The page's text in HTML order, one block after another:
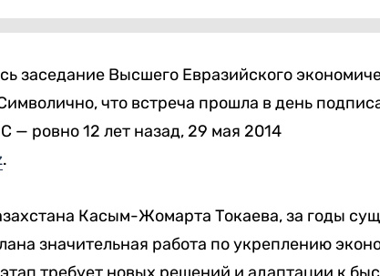
заседание Высшего Евразийского
что встреча прошла в день
— ровно 12 лет назад, 29 мая 2014
.
Касым-Жомарта Токаева, за годы
значительная работа по укреплению